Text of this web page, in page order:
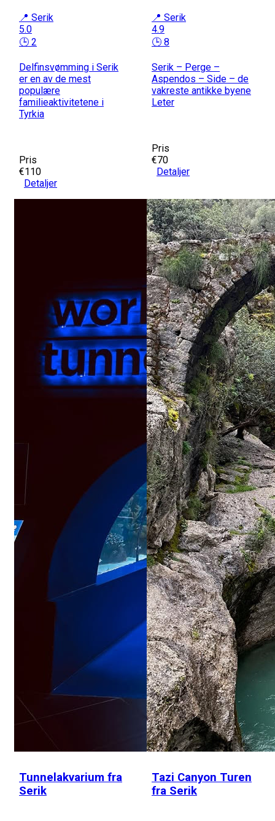
📍 Serik
5.0
🕒 2
Delfinsvømming i Serik
er en av de mest
populære
familieaktivitetene i
Tyrkia
Pris
€110
Detaljer
📍 Serik
4.9
🕒 8
Serik – Perge –
Aspendos – Side – de
vakreste antikke byene
Leter
Pris
€70
Detaljer
Tunnelakvarium fra
Serik
Tazi Canyon Turen
fra Serik